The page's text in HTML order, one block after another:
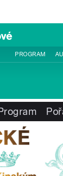
PROGRAM